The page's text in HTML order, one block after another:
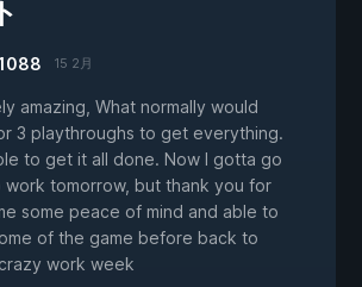
15 2月
amazing, What normally would
3 playthroughs to get everything.
to get it all done. Now I gotta go
work tomorrow, but thank you for
some peace of mind and able to
of the game before back to
work week